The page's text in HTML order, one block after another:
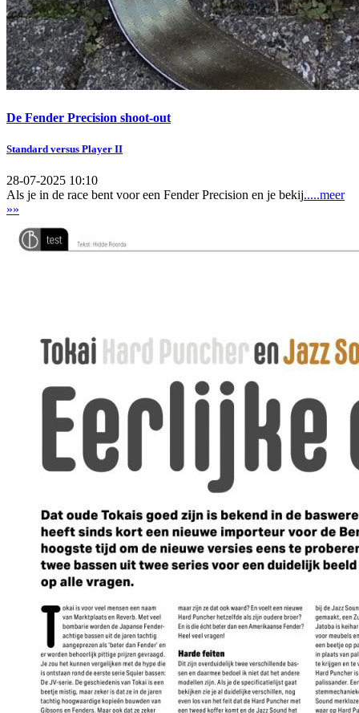
De Fender Precision shoot-out
Standard versus Player II
28-07-2025 10:10
Als je in de race bent voor een Fender Precision en je bekij.....meer
»»